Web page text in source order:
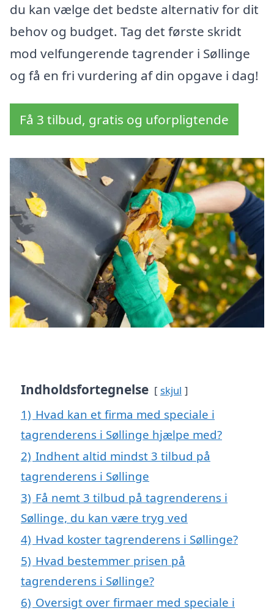
du kan vælge det bedste alternativ for dit
behov og budget. Tag det første skridt
mod velfungerende tagrender i Søllinge
og få en fri vurdering af din opgave i dag!
Få 3 tilbud, gratis og uforpligtende
Indholdsfortegnelse skjul
1) Hvad kan et firma med speciale i
tagrenderens i Søllinge hjælpe med?
2) Indhent altid mindst 3 tilbud på
tagrenderens i Søllinge
3) Få nemt 3 tilbud på tagrenderens i
Søllinge, du kan være tryg ved
4) Hvad koster tagrenderens i Søllinge?
5) Hvad bestemmer prisen på
tagrenderens i Søllinge?
6) Oversigt over firmaer med speciale i